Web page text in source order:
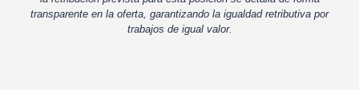
transparente en la oferta, garantizando la igualdad retributiva por
trabajos de igual valor.